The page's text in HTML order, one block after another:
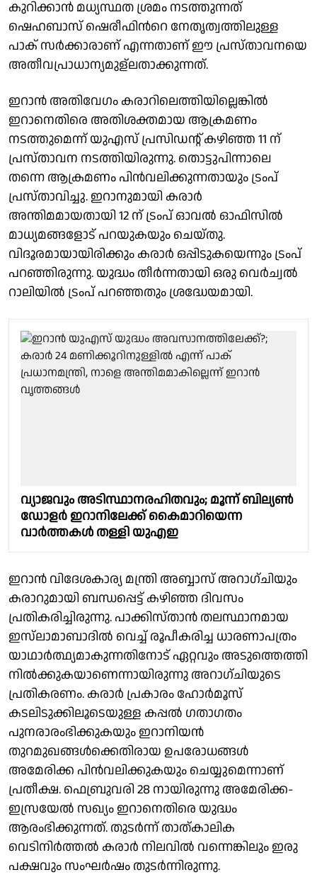
കുറിക്കാൻ മധ്യസ്ഥത ശ്രമം നടത്തുന്നത്
ഷെഹബാസ് ഷെരീഫിന്‍റെ നേതൃത്വത്തിലുള്ള
പാക് സർക്കാരാണ് എന്നതാണ് ഈ പ്രസ്താവനയെ
അതീവപ്രാധാന്യമുള്ലതാക്കുന്നത്.
ഇറാൻ അതിവേഗം കരാറിലെത്തിയില്ലെങ്കിൽ
ഇറാനെതിരെ അതിശക്തമായ ആക്രമണം
നടത്തുമെന്ന് യുഎസ് പ്രസിഡന്റ് കഴിഞ്ഞ 11 ന്
പ്രസ്താവന നടത്തിയിരുന്നു. തൊട്ടുപിന്നാലെ
തന്നെ ആക്രമണം പിൻവലിക്കുന്നതായും ട്രംപ്
പ്രസ്താവിച്ചു. ഇറാനുമായി കരാർ
അന്തിമമായതായി 12 ന് ട്രംപ് ഓവൽ ഓഫിസിൽ
മാധ്യമങ്ങളോട് പറയുകയും ചെയ്തു.
വിദൂരമായായിരിക്കും കരാർ ഒപ്പിടുകയെന്നും ട്രംപ്
പറഞ്ഞിരുന്നു. യുദ്ധം തീർന്നതായി ഒരു വെർച്വൽ
റാലിയിൽ ട്രംപ് പറഞ്ഞതും ശ്രദ്ധേയമായി.
വ്യാജവും അടിസ്ഥാനരഹിതവും; മൂന്ന് ബില്യൺ
ഡോളർ ഇറാനിലേക്ക് കൈമാറിയെന്ന
വാർത്തകൾ തള്ളി യുഎഇ
ഇറാൻ വിദേശകാര്യ മന്ത്രി അബ്ബാസ് അറാഗ്ചിയും
കരാറുമായി ബന്ധപ്പെട്ട് കഴിഞ്ഞ ദിവസം
പ്രതികരിച്ചിരുന്നു. പാക്കിസ്താൻ തലസ്ഥാനമായ
ഇസ്‌ലാമാബാദിൽ വെച്ച് രൂപീകരിച്ച ധാരണാപത്രം
യാഥാർത്ഥ്യമാകുന്നതിനോട് ഏറ്റവും അടുത്തെത്തി
നിൽക്കുകയാണെന്നായിരുന്നു അറാഗ്ചിയുടെ
പ്രതികരണം. കരാർ പ്രകാരം ഹോർമൂസ്
കടലിടുക്കിലൂടെയുള്ള കപ്പൽ ഗതാഗതം
പുനരാരംഭിക്കുകയും ഇറാനിയൻ
തുറമുഖങ്ങൾക്കെതിരായ ഉപരോധങ്ങൾ
അമേരിക്ക പിൻവലിക്കുകയും ചെയ്യുമെന്നാണ്
പ്രതീക്ഷ. ഫെബ്രുവരി 28 നായിരുന്നു അമേരിക്ക-
ഇസ്രയേൽ സഖ്യം ഇറാനെതിരെ യുദ്ധം
ആരംഭിക്കുന്നത്. തുടർന്ന് താത്കാലിക
വെടിനിർത്തൽ കരാർ നിലവിൽ വന്നെങ്കിലും ഇരു
പക്ഷവും സംഘർഷം തുടർന്നിരുന്നു.